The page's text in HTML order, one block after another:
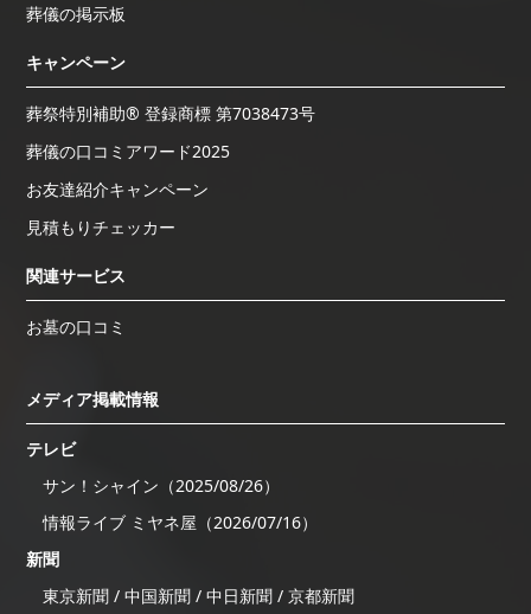
葬儀の掲示板
キャンペーン
葬祭特別補助® 登録商標 第7038473号
葬儀の口コミアワード2025
お友達紹介キャンペーン
見積もりチェッカー
関連サービス
お墓の口コミ
メディア掲載情報
テレビ
サン！シャイン（2025/08/26）
情報ライブ ミヤネ屋（2026/07/16）
新聞
東京新聞 / 中国新聞 / 中日新聞 / 京都新聞